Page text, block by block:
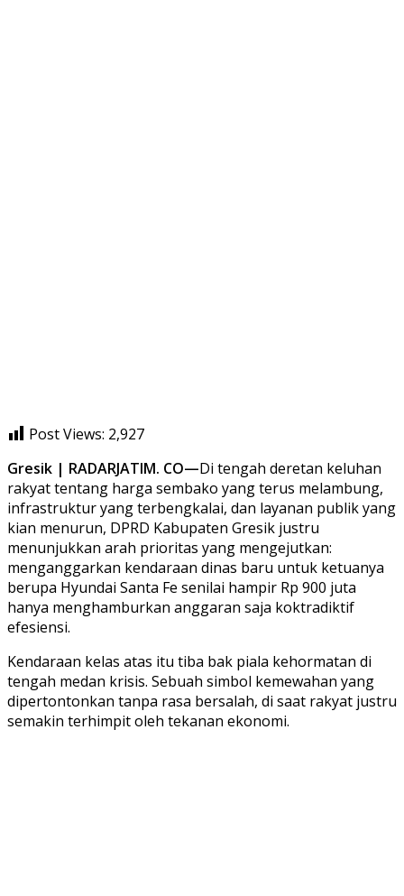
Post Views: 2,927
Gresik | RADARJATIM. CO—Di tengah deretan keluhan
rakyat tentang harga sembako yang terus melambung,
infrastruktur yang terbengkalai, dan layanan publik yang
kian menurun, DPRD Kabupaten Gresik justru
menunjukkan arah prioritas yang mengejutkan:
menganggarkan kendaraan dinas baru untuk ketuanya
berupa Hyundai Santa Fe senilai hampir Rp 900 juta
hanya menghamburkan anggaran saja koktradiktif
efesiensi.
Kendaraan kelas atas itu tiba bak piala kehormatan di
tengah medan krisis. Sebuah simbol kemewahan yang
dipertontonkan tanpa rasa bersalah, di saat rakyat justru
semakin terhimpit oleh tekanan ekonomi.